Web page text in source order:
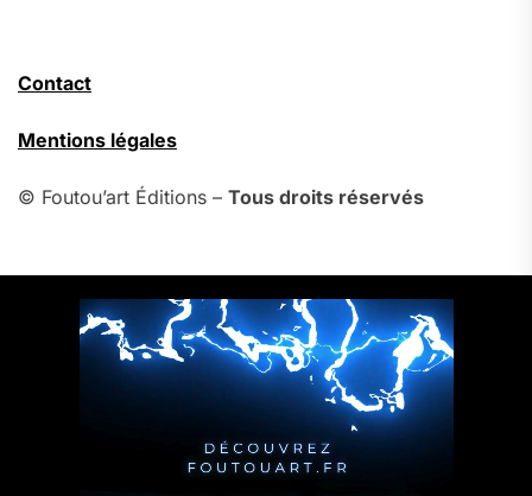
Contact
Mentions légales
© Foutou’art Éditions – Tous droits réservés